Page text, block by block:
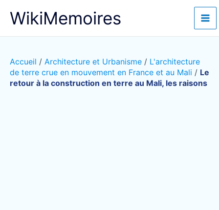
WikiMemoires
Accueil / Architecture et Urbanisme / L'architecture
de terre crue en mouvement en France et au Mali / Le
retour à la construction en terre au Mali, les raisons